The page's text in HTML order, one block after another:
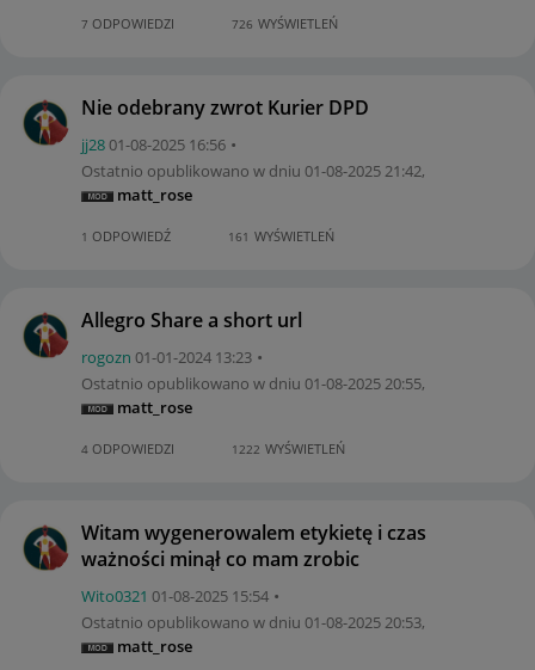
7 ODPOWIEDZI 726 WYŚWIETLEŃ
Nie odebrany zwrot Kurier DPD
jj28‎01-08-2025 16:56
Ostatnio opublikowano w dniu ‎01-08-202521:42,
matt_rose
1 ODPOWIEDŹ 161 WYŚWIETLEŃ
Allegro Share a short url
rogozn ‎01-01-2024 13:23
Ostatnio opublikowano w dniu ‎01-08-202520:55,
matt_rose
4 ODPOWIEDZI 1222 WYŚWIETLEŃ
Witam wygenerowalem etykietę i czas
ważności minął co mam zrobic
Wito0321 ‎01-08-2025 15:54
Ostatnio opublikowano w dniu ‎01-08-202520:53,
matt_rose